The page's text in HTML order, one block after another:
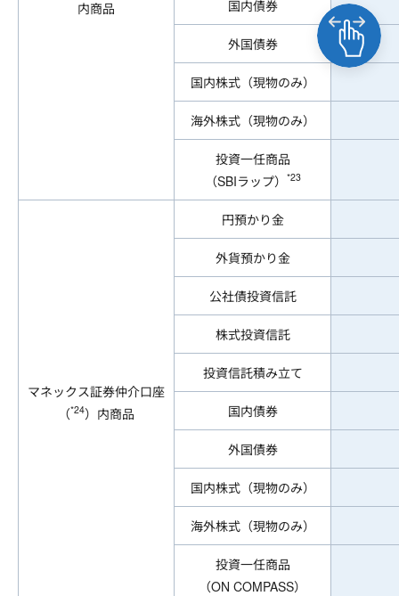
内商品 国内債券
外国債券
国内株式（現物のみ）
海外株式（現物のみ）
投資一任商品
（SBIラップ） *23
マネックス証券仲介口座
（*24）内商品
円預かり金
外貨預かり金
公社債投資信託
株式投資信託
投資信託積み立て
国内債券
外国債券
国内株式（現物のみ）
海外株式（現物のみ）
投資一任商品
（ON COMPASS）